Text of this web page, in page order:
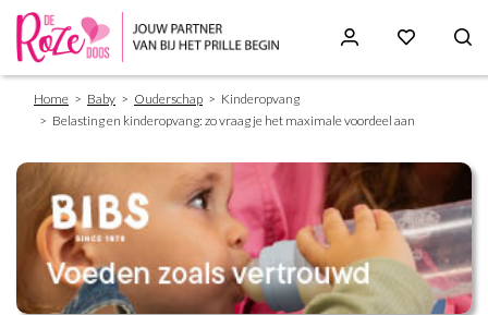
Breadcrumb
Home Baby Ouderschap
Kinderopvang
Belasting en kinderopvang: zo vraag je het maximale voordeel aan